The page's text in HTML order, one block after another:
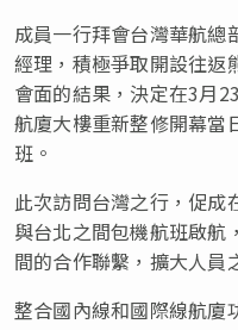
成員一行拜會台灣華航總
經理，積極爭取開設往返
會面的結果，決定在3月
航廈大樓重新整修開幕當
班。
此次訪問台灣之行，促成
與台北之間包機航班啟航
間的合作聯繫，擴大人員
整合國內線和國際線航廈